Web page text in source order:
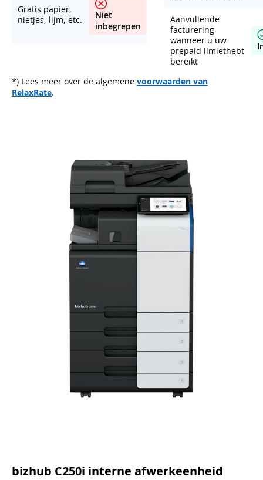
Gratis papier,
nietjes, lijm, etc.
Niet
inbegrepen
Aanvullende
facturering
wanneer u uw
prepaid limiethebt
bereikt
*) Lees meer over de algemene voorwaarden van
RelaxRate.
bizhub C250i interne afwerkeenheid